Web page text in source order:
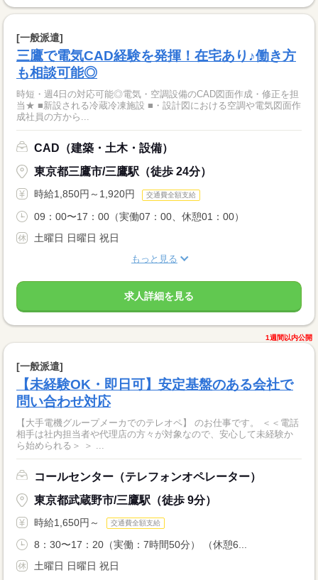
[一般派遣]
三鷹で電気CAD経験を発揮！在宅あり♪働き方
も相談可能◎
時短・週4日の対応可能◎電気・空調設備のCAD図面作成・修正を担
当★ ■新設される冷蔵冷凍施設 ■・設計図における空調や電気図面作
成社員の方から...
CAD（建築・土木・設備）
東京都三鷹市/三鷹駅（徒歩 24分）
時給1,850円～1,920円 交通費全額支給
09：00〜17：00（実働07：00、休憩01：00）
土曜日 日曜日 祝日
もっと見る
求人詳細を見る
1週間以内公開
[一般派遣]
【未経験OK・即日可】安定基盤のある会社で
問い合わせ対応
【大手電機グループメーカでのテレオペ】 のお仕事です。 ＜＜電話
相手は社内担当者や代理店の方々が対象なので、安心して未経験か
ら始められる＞ ＞ ...
コールセンター（テレフォンオペレーター）
東京都武蔵野市/三鷹駅（徒歩 9分）
時給1,650円～ 交通費全額支給
8：30〜17：20（実働：7時間50分） （休憩6...
土曜日 日曜日 祝日